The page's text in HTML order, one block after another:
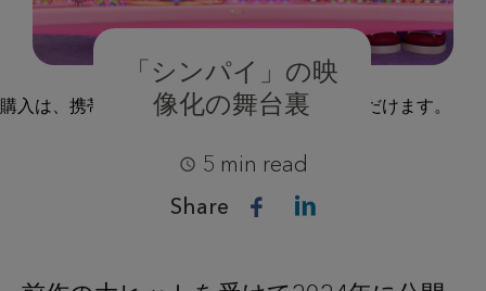
「シンパイ」の映
像化の舞台裏
5 min read
Share